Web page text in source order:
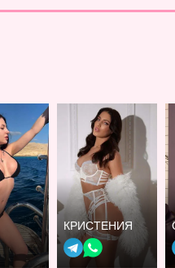
КРИСТЕНИЯ